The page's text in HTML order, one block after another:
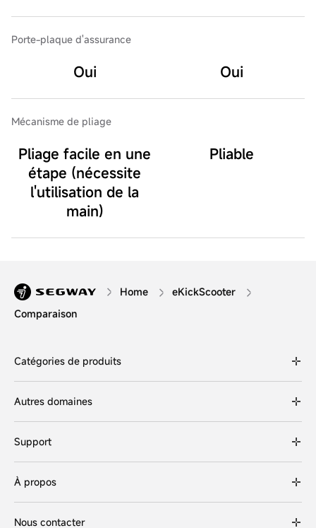
Porte-plaque d'assurance
Oui Oui
Mécanisme de pliage
Pliage facile en une
étape (nécessite
l'utilisation de la
main)
Pliable
Home
eKickScooter
Comparaison
Catégories de produits
Autres domaines
Support
À propos
Nous contacter